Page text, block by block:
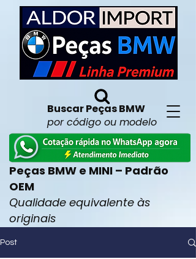
Buscar Peças BMW
por código ou modelo
Peças BMW e MINI – Padrão
OEM
Qualidade equivalente às
originais
Post